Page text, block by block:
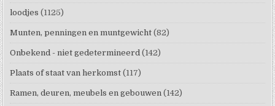
loodjes (1125)
Munten, penningen en muntgewicht (82)
Onbekend - niet gedetermineerd (142)
Plaats of staat van herkomst (117)
Ramen, deuren, meubels en gebouwen (142)